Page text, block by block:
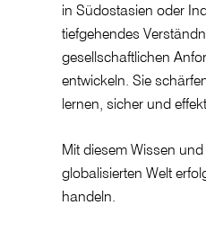
in Südostasien oder
tiefgehendes
gesellschaftlichen
entwickeln. Sie
lernen, sicher und
Mit diesem Wissen
globalisierten Welt
handeln.